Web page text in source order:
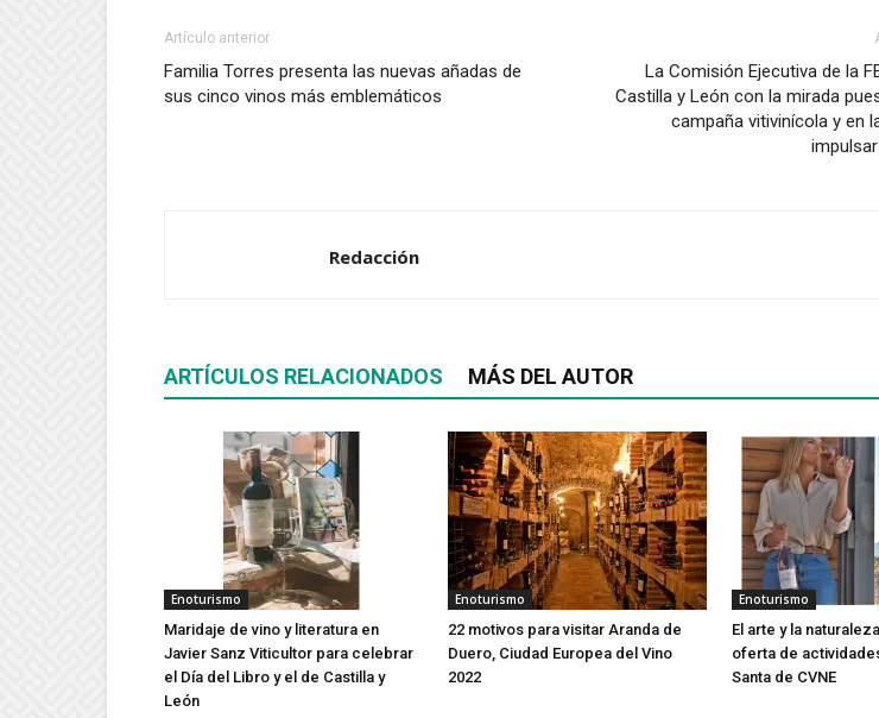
Artículo anterior
Familia Torres presenta las nuevas añadas de
sus cinco vinos más emblemáticos
La Comisión Ejecutiva de la
Castilla y León con la mirada
campaña vitivinícola y en
Redacción
ARTÍCULOS RELACIONADOS MÁS DEL AUTOR
Enoturismo
Maridaje de vino y literatura en
Javier Sanz Viticultor para celebrar
el Día del Libro y el de Castilla y
León
Enoturismo
22 motivos para visitar Aranda de
Duero, Ciudad Europea del Vino
2022
Enoturismo
El arte y la
oferta de
Santa de CVNE